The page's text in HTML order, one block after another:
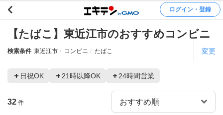
ログイン・登録
【たばこ】東近江市のおすすめコンビニ
検索条件 東近江市 コンビニ たばこ 変更
日祝OK 21時以降OK 24時間営業
32 件